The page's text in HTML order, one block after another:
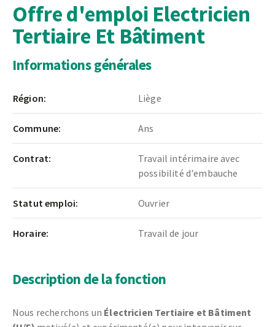
Offre d'emploi Electricien
Tertiaire Et Bâtiment
Informations générales
Région: Liège
Commune: Ans
Contrat:
Travail intérimaire avec
possibilité d'embauche
Statut emploi: Ouvrier
Horaire: Travail de jour
Description de la fonction
Nous recherchons un Électricien Tertiaire et Bâtiment